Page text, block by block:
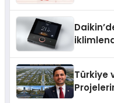
Türkiye